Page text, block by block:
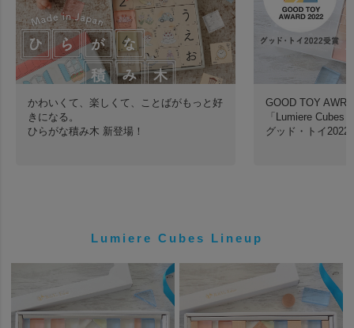
かわいくて、楽しくて、ことばがもっと好
きになる。
ひらがな積み木 新登場！
GOOD TOY
「Lumiere Cubes
グッド・トイ2022
Lumiere Cubes Lineup